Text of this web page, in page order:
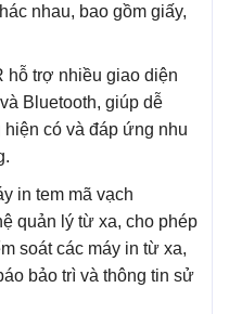
nhau, bao gồm giấy,
hỗ trợ nhiều giao diện
Bluetooth, giúp dễ
có và đáp ứng nhu
in tem mã vạch
quản lý từ xa, cho phép
soát các máy in từ xa,
bảo trì và thông tin sử